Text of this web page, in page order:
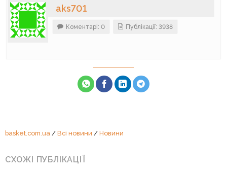
aks701
Коментарі: 0 Публікації: 3938
basket.com.ua/ Всі новини / Новини
СХОЖІ ПУБЛІКАЦІЇ